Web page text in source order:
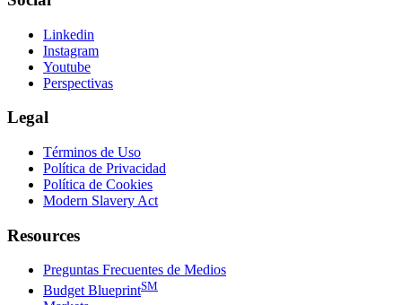
Linkedin
Instagram
Youtube
Perspectivas
Legal
Términos de Uso
Política de Privacidad
Política de Cookies
Modern Slavery Act
Resources
Preguntas Frecuentes de Medios
Budget BlueprintSM